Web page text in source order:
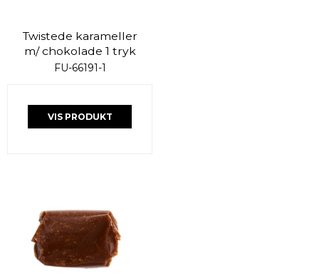
Twistede karameller
m/ chokolade 1 tryk
FU-66191-1
VIS PRODUKT